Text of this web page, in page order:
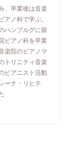
、卒業後は音楽
ノ科で学ぶ。
ハンブルグに留
ピアノ科を卒業
楽院のピアノマ
トリニティ音楽
ピアニスト活動
ーナ・リヒテ